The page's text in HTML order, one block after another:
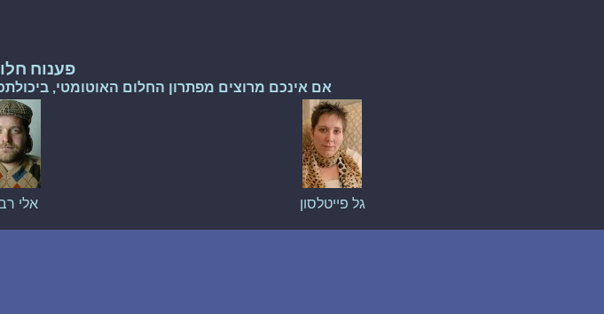
פענוח
אם אינכם מרוצים מפתרון החלום האוטומטי,
גל פייטלסון אלי